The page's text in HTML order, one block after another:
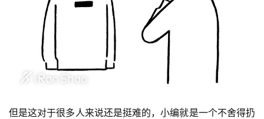
但是这对于很多人来说还是挺难的，小编就是一个不舍得扔